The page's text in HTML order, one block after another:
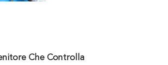
Che Controlla